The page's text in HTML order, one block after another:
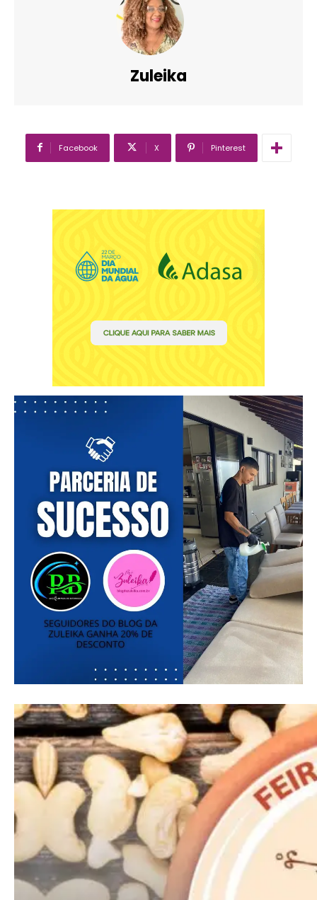
━ pricing plans
Etiam est nibh, lobortis sit
Praesent euismod ac
Ut mollis pellentesque tortor
Nullam eu erat condimentum
Donec quis est ac felis
Orci varius natoque dolor
Pro
Zuleika
Facebook X Pinterest